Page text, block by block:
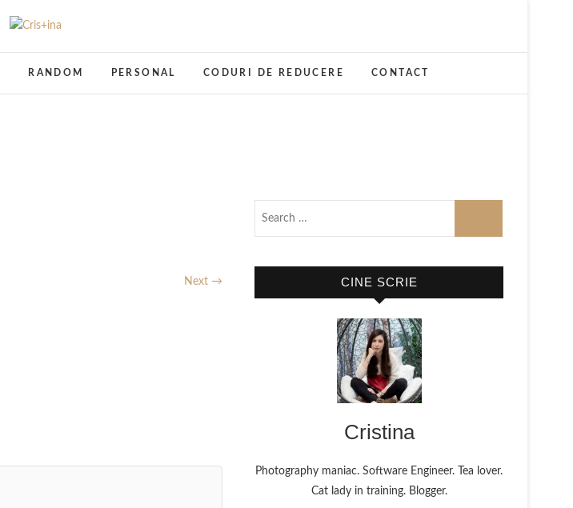
RANDOM PERSONAL CODURI DE REDUCERE CONTACT
Next → CINE SCRIE
Cristina
Photography maniac. Software Engineer. Tea lover.
Cat lady in training. Blogger.